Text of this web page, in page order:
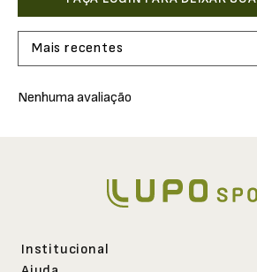
Mais recentes
Nenhuma avaliação
Institucional